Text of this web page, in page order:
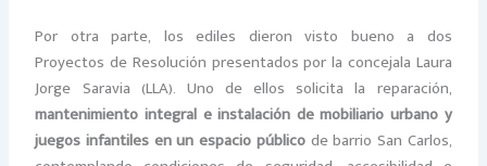
Por otra parte, los ediles dieron visto bueno a dos
Proyectos de Resolución presentados por la concejala Laura
Jorge Saravia (LLA). Uno de ellos solicita la reparación,
mantenimiento integral e instalación de mobiliario urbano y
juegos infantiles en un espacio públicode barrio San Carlos,